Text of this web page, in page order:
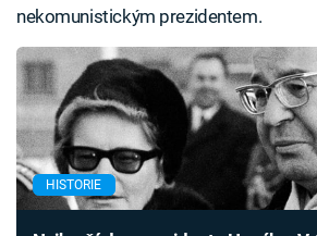
nekomunistickým prezidentem.
HISTORIE